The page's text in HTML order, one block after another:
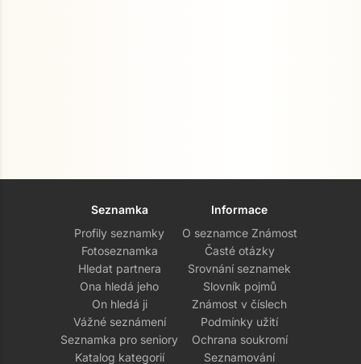
Seznamka
Profily seznamky
Fotoseznamka
Hledat partnera
Ona hledá jeho
On hledá ji
Vážné seznámení
Seznamka pro seniory
Katalog kategorií
Informace
O seznamce Známost
Časté otázky
Srovnání seznamek
Slovník pojmů
Známost v číslech
Podmínky užití
Ochrana soukromí
Seznamování